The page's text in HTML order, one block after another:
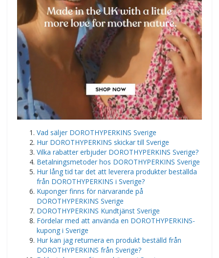
Vad säljer DOROTHYPERKINS Sverige
Hur DOROTHYPERKINS skickar till Sverige
Vilka rabatter erbjuder DOROTHYPERKINS Sverige?
Betalningsmetoder hos DOROTHYPERKINS Sverige
Hur lång tid tar det att leverera produkter beställda
från DOROTHYPERKINS i Sverige?
Kuponger finns för närvarande på
DOROTHYPERKINS Sverige
DOROTHYPERKINS Kundtjänst Sverige
Fördelar med att använda en DOROTHYPERKINS-
kupong i Sverige
Hur kan jag returnera en produkt beställd från
DOROTHYPERKINS från Sverige?